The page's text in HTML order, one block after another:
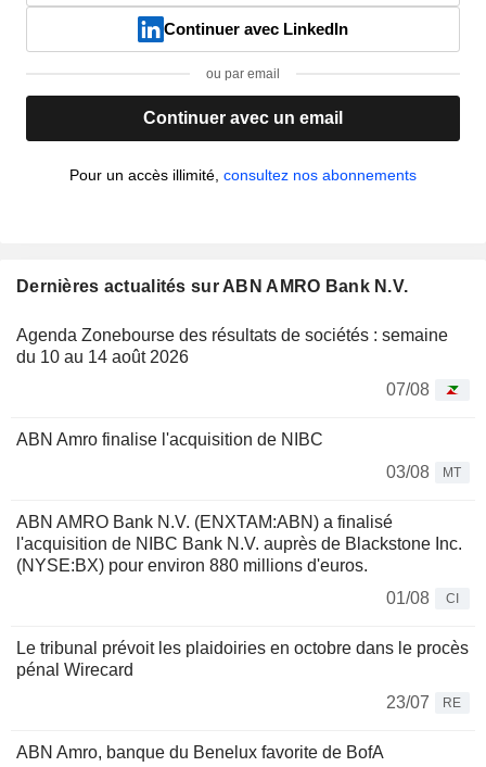
Continuer avec LinkedIn
ou par email
Continuer avec un email
Pour un accès illimité, consultez nos abonnements
Dernières actualités sur ABN AMRO Bank N.V.
Agenda Zonebourse des résultats de sociétés : semaine
du 10 au 14 août 2026
07/08
ABN Amro finalise l'acquisition de NIBC
03/08
MT
ABN AMRO Bank N.V. (ENXTAM:ABN) a finalisé
l'acquisition de NIBC Bank N.V. auprès de Blackstone Inc.
(NYSE:BX) pour environ 880 millions d'euros.
01/08
CI
Le tribunal prévoit les plaidoiries en octobre dans le procès
pénal Wirecard
23/07
RE
ABN Amro, banque du Benelux favorite de BofA